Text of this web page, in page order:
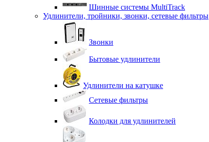
Шинные системы MultiTrack
Удлинители, тройники, звонки, сетевые фильтры
Звонки
Бытовые удлинители
Удлинители на катушке
Сетевые фильтры
Колодки для удлинителей